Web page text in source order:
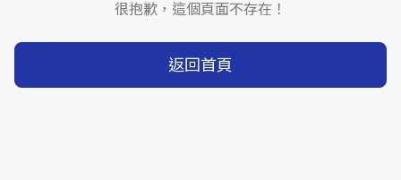
很抱歉，這個頁面不存在！
返回首頁